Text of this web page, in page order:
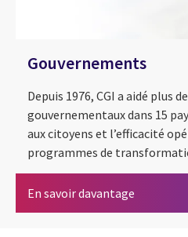
Gouvernements
Depuis 1976, CGI a aidé plus
gouvernementaux dans 15
aux citoyens et l’efficacité
programmes de
En savoir davantage